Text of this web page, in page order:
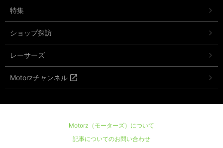
特集
ショップ探訪
レーサーズ
Motorzチャンネル
Motorz（モーターズ）について
記事についてのお問い合わせ